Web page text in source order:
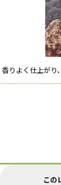
りよく仕上がり
この